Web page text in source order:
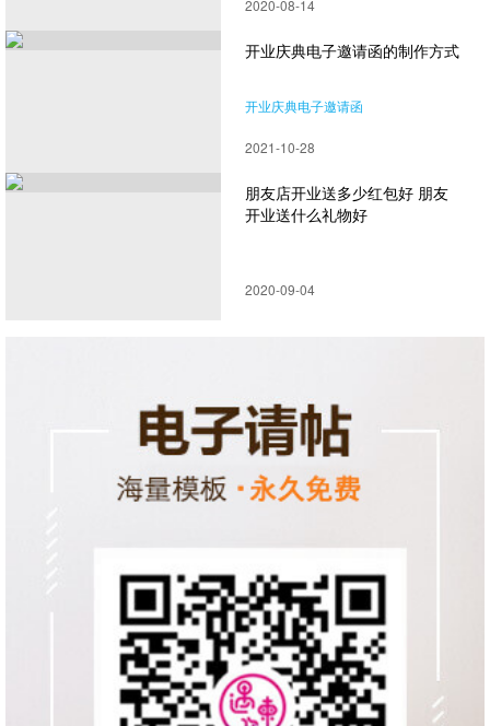
2020-08-14
开业庆典电子邀请函的制作方式
开业庆典电子邀请函
2021-10-28
朋友店开业送多少红包好 朋友
开业送什么礼物好
2020-09-04